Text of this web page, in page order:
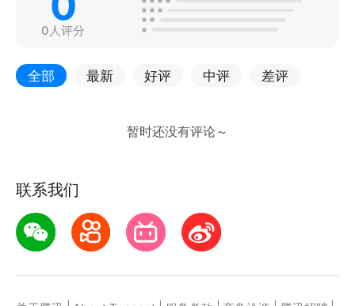
0人评分
全部 最新 好评 中评 差评
联系我们